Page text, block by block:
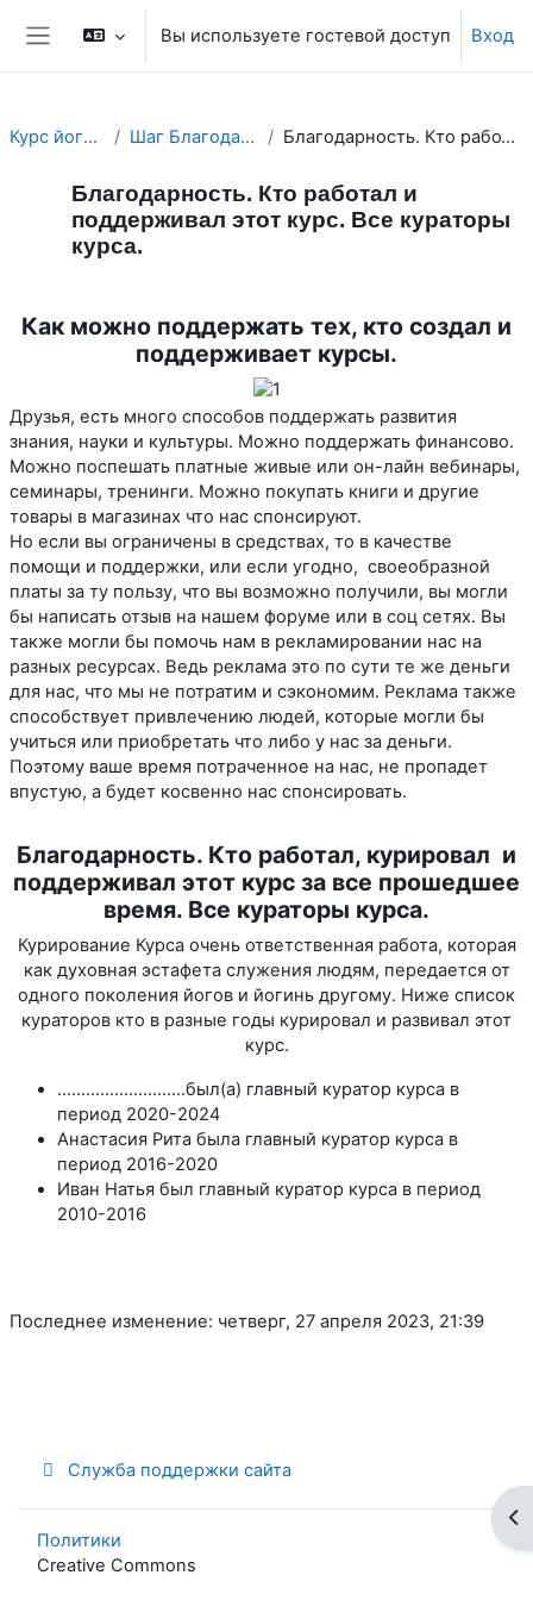
Перейти к основному содержанию
Боковая панель
Вы используете гостевой доступ Вход
Курс йоги 300.2. Йога Нидра. Шаг Благодарности и Поддержки курсов. Благодарность. Кто работал и поддерживал этот курс. Все кураторы курса.
Благодарность. Кто работал и
поддерживал этот курс. Все кураторы
курса.
Как можно поддержать тех, кто создал и
поддерживает курсы.
Друзья, есть много способов поддержать развития
знания, науки и культуры. Можно поддержать финансово.
Можно поспешать платные живые или он-лайн вебинары,
семинары, тренинги. Можно покупать книги и другие
товары в магазинах что нас спонсируют.
Но если вы ограничены в средствах, то в качестве
помощи и поддержки, или если угодно, своеобразной
платы за ту пользу, что вы возможно получили, вы могли
бы написать отзыв на нашем форуме или в соц сетях. Вы
также могли бы помочь нам в рекламировании нас на
разных ресурсах. Ведь реклама это по сути те же деньги
для нас, что мы не потратим и сэкономим. Реклама также
способствует привлечению людей, которые могли бы
учиться или приобретать что либо у нас за деньги.
Поэтому ваше время потраченное на нас, не пропадет
впустую, а будет косвенно нас спонсировать.
Благодарность. Кто работал, курировал и
поддерживал этот курс за все прошедшее
время. Все кураторы курса.
Курирование Курса очень ответственная работа, которая
как духовная эстафета служения людям, передается от
одного поколения йогов и йогинь другому. Ниже список
кураторов кто в разные годы курировал и развивал этот
курс.
...........................был(а) главный куратор курса в
период 2020-2024
Анастасия Рита была главный куратор курса в
период 2016-2020
Иван Натья был главный куратор курса в период
2010-2016
Последнее изменение: четверг, 27 апреля 2023, 21:39
Служба поддержки сайта
Политики
Creative Commons